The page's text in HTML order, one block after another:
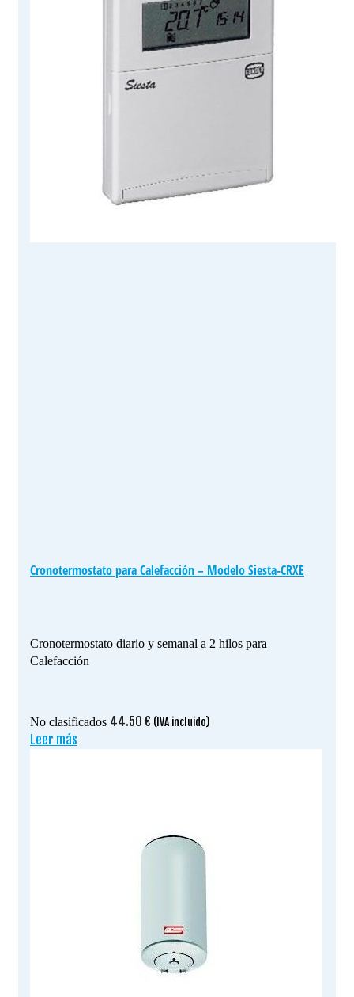
Cronotermostato para Calefacción – Modelo Siesta-CRXE
Cronotermostato diario y semanal a 2 hilos para
Calefacción
No clasificados 44.50 € (IVA incluido)
Leer más